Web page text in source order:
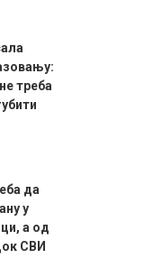
треба
да
у
а од
СВИ